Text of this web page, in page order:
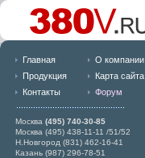
Главная
О компании
Продукция
Карта сайта
Контакты
Форум
Москва (495) 740-30-85
Москва (495) 438-11-11 /51/52
Н.Новгород (831) 462-16-41
Казань (987) 296-78-51